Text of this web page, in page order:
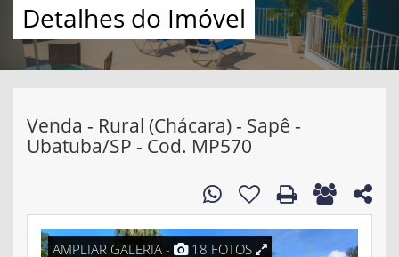
Detalhes do Imóvel
Venda - Rural (Chácara) - Sapê -
Ubatuba/SP - Cod. MP570
AMPLIAR GALERIA - 18 FOTOS